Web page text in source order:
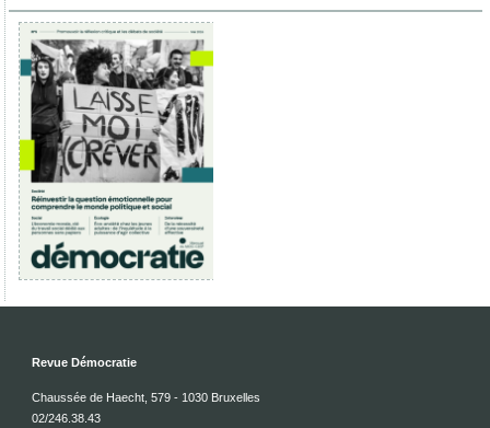
Revue Démocratie
Chaussée de Haecht, 579 - 1030 Bruxelles
02/246.38.43